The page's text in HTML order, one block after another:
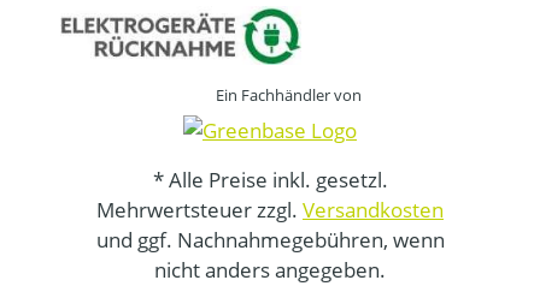
Ein Fachhändler von
* Alle Preise inkl. gesetzl.
Mehrwertsteuer zzgl. Versandkosten
und ggf. Nachnahmegebühren, wenn
nicht anders angegeben.